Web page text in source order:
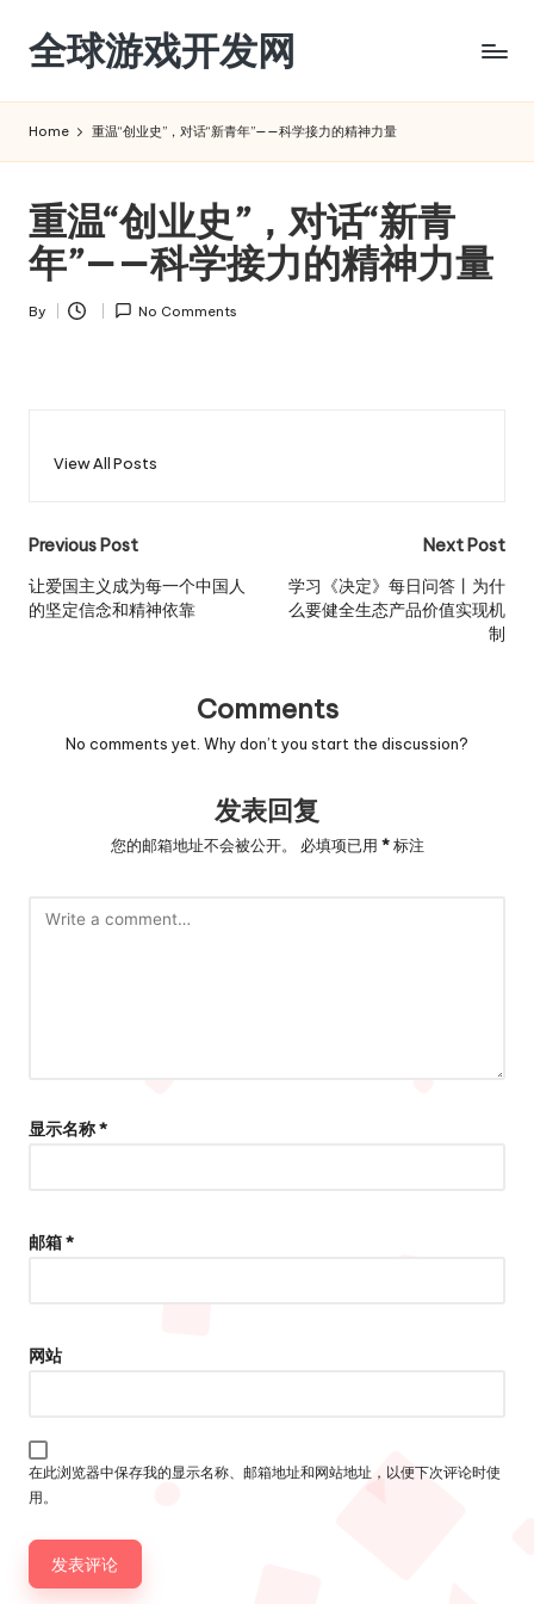
Skip
content
全球游戏开发网
Home 重温“创业史”，对话“新青年”——科学接力的精神力量
重温“创业史”，对话“新青
年”——科学接力的精神力量
Posted
By No Comments
View All Posts
Post
navigation
Previous Post
让爱国主义成为每一个中国人
的坚定信念和精神依靠
Next Post
学习《决定》每日问答丨为什
么要健全生态产品价值实现机
制
Comments
No comments yet. Why don’t you start the discussion?
发表回复
您的邮箱地址不会被公开。 必填项已用 *标注
显示名称*
邮箱*
网站
在此浏览器中保存我的显示名称、邮箱地址和网站地址，以便下次评论时使
用。